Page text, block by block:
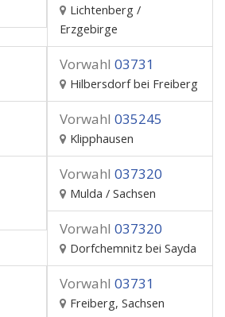
Lichtenberg /
Erzgebirge
Vorwahl 03731
Hilbersdorf bei Freiberg
Vorwahl 035245
Klipphausen
Vorwahl 037320
Mulda / Sachsen
Vorwahl 037320
Dorfchemnitz bei Sayda
Vorwahl 03731
Freiberg, Sachsen